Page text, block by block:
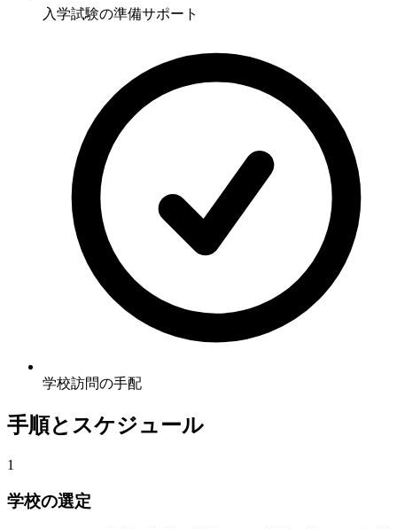
入学試験の準備サポート
学校訪問の手配
手順とスケジュール
1
学校の選定